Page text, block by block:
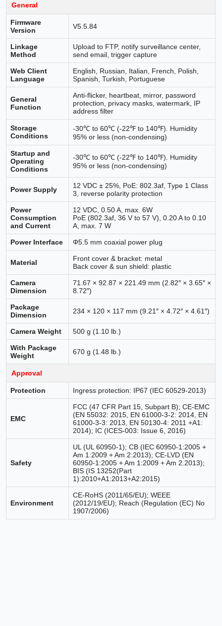
General
Firmware
Version
V5.5.84
Linkage
Method
Upload to FTP, notify surveillance center,
send email, trigger capture
Web Client
Language
English, Russian, Italian, French, Polish,
Spanish, Turkish, Portuguese
General
Function
Anti-flicker, heartbeat, mirror, password
protection, privacy masks, watermark, IP
address filter
Storage
Conditions
-30℃ to 60℃ (-22℉ to 140℉). Humidity
95% or less (non-condensing)
Startup and
Operating
Conditions
-30℃ to 60℃ (-22℉ to 140℉). Humidity
95% or less (non-condensing)
Power Supply
12 VDC ± 25%, PoE: 802.3af, Type 1 Class
3, reverse polarity protection
Power
Consumption
and Current
12 VDC, 0.50 A, max. 6W
PoE (802.3af, 36 V to 57 V), 0.20 A to 0.10
A, max. 7 W
Power Interface Φ5.5 mm coaxial power plug
Material
Front cover & bracket: metal
Back cover & sun shield: plastic
Camera
Dimension
71.67 × 92.87 × 221.49 mm (2.82″ × 3.65″ ×
8.72″)
Package
Dimension
234 × 120 × 117 mm (9.21″ × 4.72″ × 4.61″)
Camera Weight 500 g (1.10 lb.)
With Package
Weight
670 g (1.48 lb.)
Approval
Protection Ingress protection: IP67 (IEC 60529-2013)
EMC
FCC (47 CFR Part 15, Subpart B); CE-EMC
(EN 55032: 2015, EN 61000-3-2: 2014, EN
61000-3-3: 2013, EN 50130-4: 2011 +A1:
2014); IC (ICES-003: Issue 6, 2016)
Safety
UL (UL 60950-1); CB (IEC 60950-1:2005 +
Am 1:2009 + Am 2:2013); CE-LVD (EN
60950-1:2005 + Am 1:2009 + Am 2.2013);
BIS (IS 13252(Part
1):2010+A1:2013+A2:2015)
Environment
CE-RoHS (2011/65/EU); WEEE
(2012/19/EU); Reach (Regulation (EC) No
1907/2006)